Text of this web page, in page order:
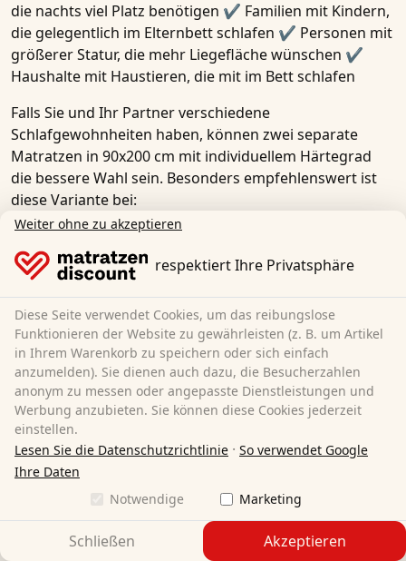
die nachts viel Platz benötigen ✔ Familien mit Kindern,
die gelegentlich im Elternbett schlafen ✔ Personen mit
größerer Statur, die mehr Liegefläche wünschen ✔
Haushalte mit Haustieren, die mit im Bett schlafen
Falls Sie und Ihr Partner verschiedene
Schlafgewohnheiten haben, können zwei separate
Matratzen in 90x200 cm mit individuellem Härtegrad
die bessere Wahl sein. Besonders empfehlenswert ist
diese Variante bei:
Unterschiedlichem Wärme-/Kälteempfinden
Unruhigem Schlafverhalten eines Partners
Deutlichen Unterschieden im Körpergewicht
Weiter ohne zu akzeptieren
respektiert Ihre Privatsphäre
Diese Seite verwendet Cookies, um das reibungslose
Funktionieren der Website zu gewährleisten (z. B. um Artikel
in Ihrem Warenkorb zu speichern oder sich einfach
anzumelden). Sie dienen auch dazu, die Besucherzahlen
anonym zu messen oder angepasste Dienstleistungen und
Werbung anzubieten. Sie können diese Cookies jederzeit
einstellen.
Lesen Sie die Datenschutzrichtlinie · So verwendet Google
Ihre Daten
Notwendige
Marketing
Schließen Akzeptieren